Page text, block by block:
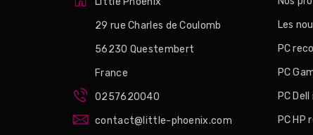
29 rue Charles de Coulomb
56230 Questembert
France
0257620040
contact@little-phoenix.com
Les
PC
PC
PC
PC HP